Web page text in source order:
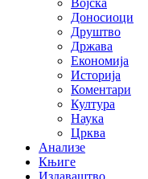
Војска
Доносиоци
Друштво
Држава
Економија
Историја
Коментари
Култура
Наука
Црква
Анализе
Књиге
Издаваштво